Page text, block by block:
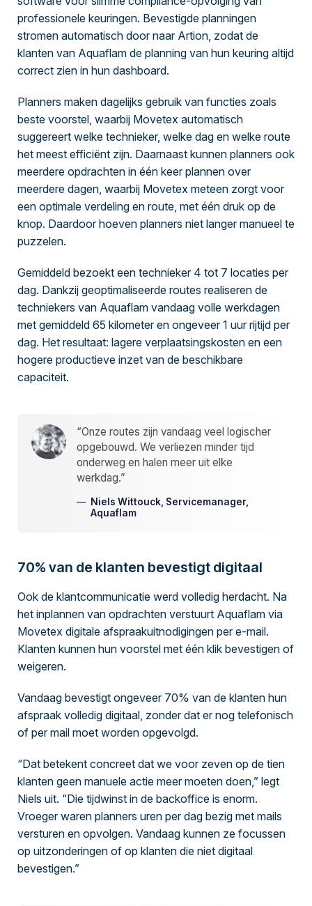
professionele keuringen. Bevestigde planningen
stromen automatisch door naar Artion, zodat de
klanten van Aquaflam de planning van hun keuring altijd
correct zien in hun dashboard.
Planners maken dagelijks gebruik van functies zoals
beste voorstel, waarbij Movetex automatisch
suggereert welke technieker, welke dag en welke route
het meest efficiënt zijn. Daarnaast kunnen planners ook
meerdere opdrachten in één keer plannen over
meerdere dagen, waarbij Movetex meteen zorgt voor
een optimale verdeling en route, met één druk op de
knop. Daardoor hoeven planners niet langer manueel te
puzzelen.
Gemiddeld bezoekt een technieker 4 tot 7 locaties per
dag. Dankzij geoptimaliseerde routes realiseren de
techniekers van Aquaflam vandaag volle werkdagen
met gemiddeld 65 kilometer en ongeveer 1 uur rijtijd per
dag. Het resultaat: lagere verplaatsingskosten en een
hogere productieve inzet van de beschikbare
capaciteit.
“Onze routes zijn vandaag veel logischer
opgebouwd. We verliezen minder tijd
onderweg en halen meer uit elke
werkdag.”
Niels Wittouck, Servicemanager,
Aquaflam
70% van de klanten bevestigt digitaal
Ook de klantcommunicatie werd volledig herdacht. Na
het inplannen van opdrachten verstuurt Aquaflam via
Movetex digitale afspraakuitnodigingen per e-mail.
Klanten kunnen hun voorstel met één klik bevestigen of
weigeren.
Vandaag bevestigt ongeveer 70% van de klanten hun
afspraak volledig digitaal, zonder dat er nog telefonisch
of per mail moet worden opgevolgd.
“Dat betekent concreet dat we voor zeven op de tien
klanten geen manuele actie meer moeten doen,” legt
Niels uit. “Die tijdwinst in de backoffice is enorm.
Vroeger waren planners uren per dag bezig met mails
versturen en opvolgen. Vandaag kunnen ze focussen
op uitzonderingen of op klanten die niet digitaal
bevestigen.”